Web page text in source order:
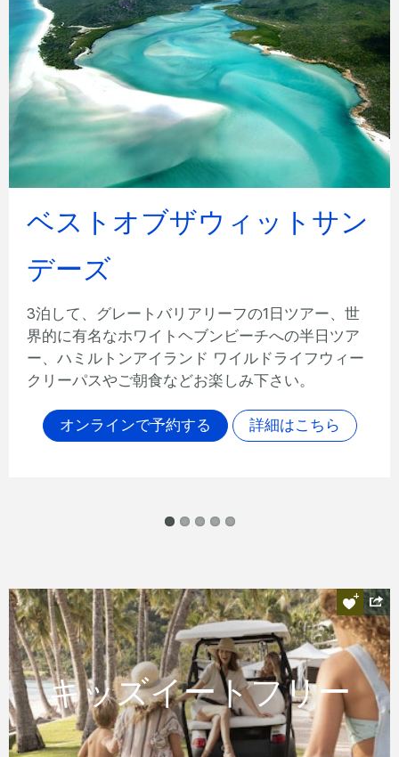
ットサン
1日ツアー、世
チへの半日ツア
ドライフウィー
下さい。
詳細はこちら
ロマンティック
ランでの3コースディナーなど、
のご滞在をお楽しみください。
オンラインで予約する
キッズイートフリー
リーフビューホテル、パームバンガロー
やホリデーホームにお泊りの12歳以下の
お子様はキッズメニューから無料でお食
事をお楽しみ頂けます。
READ MORE